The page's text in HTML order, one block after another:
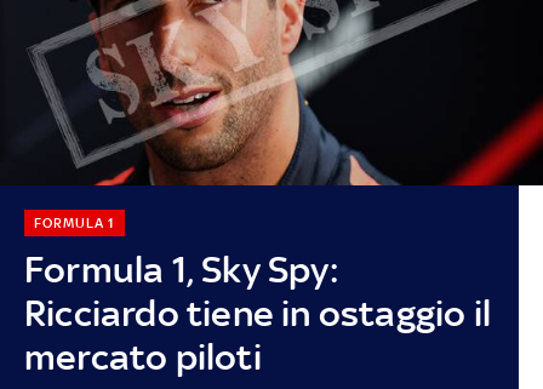
Formula 1, Sky Spy:
Ricciardo tiene in ostaggio il
mercato piloti
FORMULA 1